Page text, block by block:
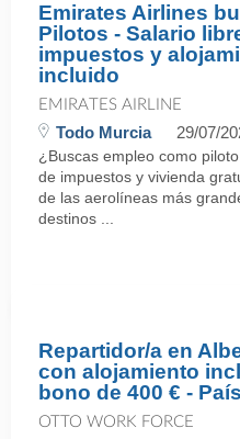
Emirates Airlines
Pilotos - Salario
impuestos y
incluido
EMIRATES AIRLINE
Todo Murcia 29/07/
¿Buscas empleo como
de impuestos y vivienda
de las aerolíneas más
destinos ...
Repartidor/a en
con alojamiento
bono de 400 € -
OTTO WORK FORCE